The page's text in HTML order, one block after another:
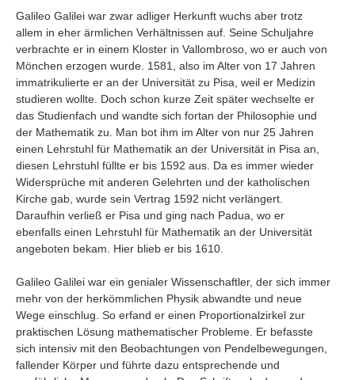
Navigation
News
Foren
Suchen
Kontaktieren
Umfragen
Letzte Beiträge
Aktive Forenbeiträge
Dies ist das Forum um neue Funktionen und Information zu Wünschen
Regeln (Bitte vor dem posten lesen)
Regeln (Bitte vor dem posten lesen)
Regeln (Bitte vor dem posten lesen)
Galileo Galilei war zwar adliger Herkunft wuchs aber trotz
allem in eher ärmlichen Verhältnissen auf. Seine Schuljahre
verbrachte er in einem Kloster in Vallombroso, wo er auch von
Mönchen erzogen wurde. 1581, also im Alter von 17 Jahren
immatrikulierte er an der Universität zu Pisa, weil er Medizin
studieren wollte. Doch schon kurze Zeit später wechselte er
das Studienfach und wandte sich fortan der Philosophie und
der Mathematik zu. Man bot ihm im Alter von nur 25 Jahren
einen Lehrstuhl für Mathematik an der Universität in Pisa an,
diesen Lehrstuhl füllte er bis 1592 aus. Da es immer wieder
Widersprüche mit anderen Gelehrten und der katholischen
Kirche gab, wurde sein Vertrag 1592 nicht verlängert.
Daraufhin verließ er Pisa und ging nach Padua, wo er
ebenfalls einen Lehrstuhl für Mathematik an der Universität
angeboten bekam. Hier blieb er bis 1610.
Galileo Galilei war ein genialer Wissenschaftler, der sich immer
mehr von der herkömmlichen Physik abwandte und neue
Wege einschlug. So erfand er einen Proportionalzirkel zur
praktischen Lösung mathematischer Probleme. Er befasste
sich intensiv mit den Beobachtungen von Pendelbewegungen,
fallender Körper und führte dazu entsprechende und